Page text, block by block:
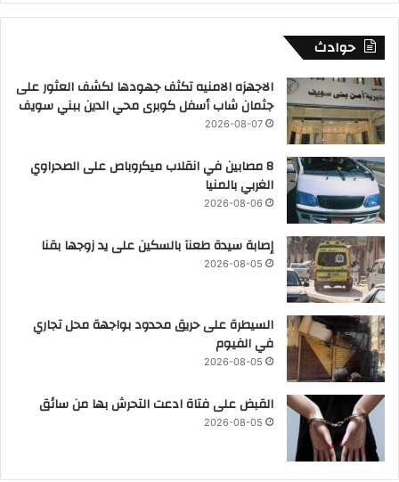
حوادث
الاجهزه الامنيه تكثف جهودها لكشف العثور على
جثمان شاب أسفل كوبرى محي الدين ببني سويف
2026-08-07
8 مصابين في انقلاب ميكروباص على الصحراوي
الغربي بالمنيا
2026-08-06
إصابة سيدة طعنآ بالسكين على يد زوجها بقنا
2026-08-05
السيطرة على حريق محدود بواجهة محل تجاري
في الفيوم
2026-08-05
القبض على فتاة ادعت التحرش بها من سائق
2026-08-05